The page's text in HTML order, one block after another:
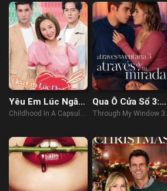
Yêu Em Lúc Ngây
Thơ
Childhood In A Capsule
Qua Ô Cửa Sổ 3:
Ta Nhìn Thấy
Through My Window 3: